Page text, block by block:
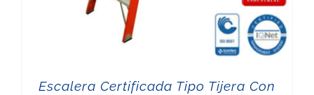
Escalera Certificada Tipo Tijera Con